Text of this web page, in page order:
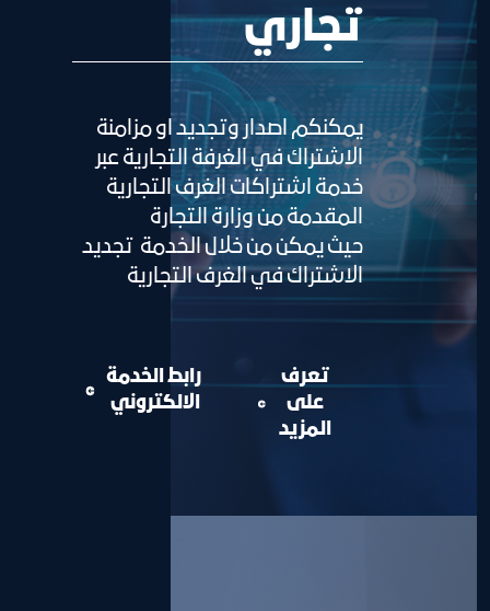
تجاري
يمكنكم اصدار وتجديد او مزامنة
الاشتراك في الغرفة التجارية عبر
خدمة اشتراكات الغرف التجارية
المقدمة من وزارة التجارة
حيث يمكن من خلال الخدمة تجديد
الاشتراك في الغرف التجارية
تعرف
على
المزيد
رابط الخدمة
الالكتروني